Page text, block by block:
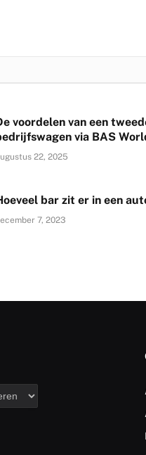
voordelen van een
via BAS
22, 2025
bar zit er in een
7, 2023